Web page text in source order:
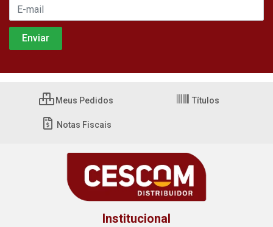
Meus Pedidos Títulos
Notas Fiscais
Institucional